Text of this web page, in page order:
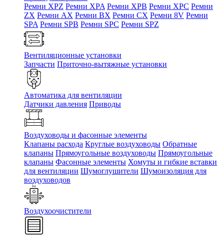
Ремни XPZ Ремни XPA Ремни XPB Ремни XPC Ремни
ZX Ремни AX Ремни BX Ремни CX Ремни 8V Ремни
SPA Ремни SPB Ремни SPC Ремни SPZ
Вентиляционные установки
Запчасти Приточно-вытяжные установки
Автоматика для вентиляции
Датчики давления Приводы
Воздуховоды и фасонные элементы
Клапаны расхода Круглые воздуховоды Обратные
клапаны Прямоугольные воздуховоды Прямоугольные
клапаны Фасонные элементы Хомуты и гибкие вставки
для вентиляции Шумоглушители Шумоизоляция для
воздуховодов
Воздухоочистители